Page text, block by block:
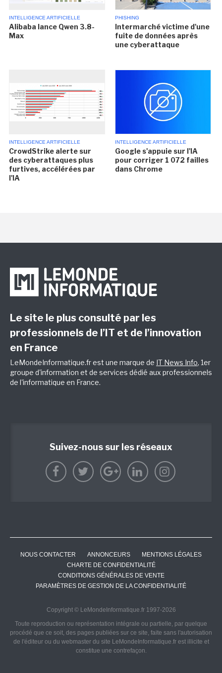
INTELLIGENCE ARTIFICIELLE
Alibaba lance Qwen 3.8-
Max
PHISHING
Intermarché victime d'une
fuite de données après
une cyberattaque
INTELLIGENCE ARTIFICIELLE
CrowdStrike alerte sur
des cyberattaques plus
furtives, accélérées par
l'IA
INTELLIGENCE ARTIFICIELLE
Google s'appuie sur l'IA
pour corriger 1 072 failles
dans Chrome
Le site le plus consulté par les
professionnels de l’IT et de l’innovation
en France
LeMondeInformatique.fr est une marque de IT News Info, 1er
groupe d'information et de services dédié aux professionnels
de l'informatique en France.
Suivez-nous sur les réseaux
NOUS CONTACTER ANNONCEURS
MENTIONS LÉGALES
CHARTE DE CONFIDENTIALITÉ
CONDITIONS GÉNÉRALES DE VENTE
PARAMÈTRES DE GESTION DE LA CONFIDENTIALITÉ
Copyright © LeMondeInformatique.fr 1997-2026
Toute reproduction ou représentation intégrale ou partielle, par quelque
procédé que ce soit, des pages publiées sur ce site, faite sans l'autorisation
de l'éditeur ou du webmaster du site LeMondeInformatique.fr est illicite et
constitue une contrefaçon.